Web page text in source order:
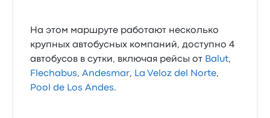
На этом маршруте работают несколько
крупных автобусных компаний, доступно 4
автобусов в сутки, включая рейсы от Balut,
Flechabus,Andesmar, La Veloz del Norte,
Pool de Los Andes.